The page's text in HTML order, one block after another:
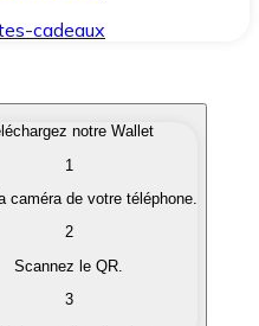
cadeaux
qui vous intéressent
en monnaie
notre Wallet
1
caméra de votre téléphone.
2
Scannez le QR.
3